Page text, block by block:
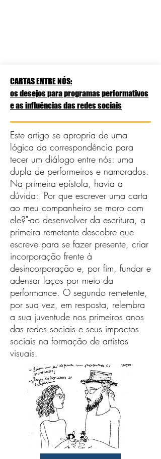
CARTAS ENTRE NÓS:
os desejos para programas performativos
e as influências das redes sociais
Este artigo se apropria de uma
lógica da correspondência para
tecer um diálogo entre nós: uma
dupla de performeiros e namorados.
Na primeira epístola, havia a
dúvida: "Por que escrever uma carta
ao meu companheiro se moro com
ele?"-ao desenvolver da escritura, a
primeira remetente descobre que
escreve para se fazer presente, criar
incorporação frente à
desincorporação e, por fim, fundar e
adensar laços por meio da
performance. O segundo remetente,
por sua vez, em resposta, relembra
a sua juventude nos primeiros anos
das redes sociais e seus impactos
sociais na formação de artistas
visuais.